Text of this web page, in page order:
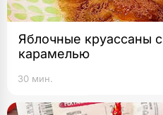
Яблочные круассаны с
карамелью
30 мин.